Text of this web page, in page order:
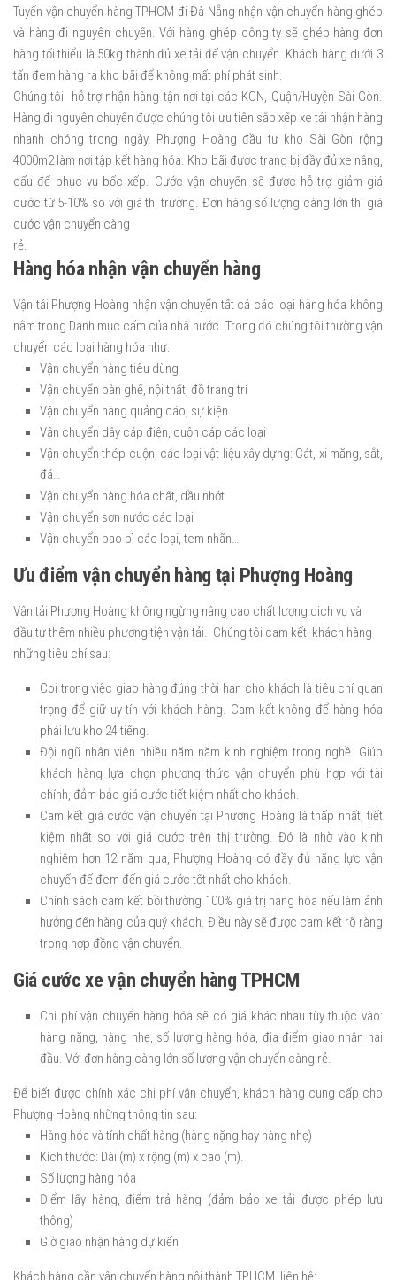
Tuyến vận chuyển hàng TPHCM đi Đà Nẵng nhận vận chuyển hàng ghép
và hàng đi nguyên chuyến. Với hàng ghép công ty sẽ ghép hàng đơn
hàng tối thiểu là 50kg thành đủ xe tải để vận chuyển. Khách hàng dưới 3
tấn đem hàng ra kho bãi để không mất phí phát sinh.
Chúng tôi hỗ trợ nhận hàng tận nơi tại các KCN, Quận/Huyện Sài Gòn.
Hàng đi nguyên chuyến được chúng tôi ưu tiên sắp xếp xe tải nhận hàng
nhanh chóng trong ngày. Phượng Hoàng đầu tư kho Sài Gòn rộng
4000m2 làm nơi tập kết hàng hóa. Kho bãi được trang bị đầy đủ xe nâng,
cẩu để phục vụ bốc xếp. Cước vận chuyển sẽ được hỗ trợ giảm giá
cước từ 5-10% so với giá thị trường. Đơn hàng số lượng càng lớn thì giá
cước vận chuyển càng
rẻ.
Hàng hóa nhận vận chuyển hàng
Vận tải Phượng Hoàng nhận vận chuyển tất cả các loại hàng hóa không
nằm trong Danh mục cấm của nhà nước. Trong đó chúng tôi thường vận
chuyển các loại hàng hóa như:
Vận chuyển hàng tiêu dùng
Vận chuyển bàn ghế, nội thất, đồ trang trí
Vận chuyển hàng quảng cáo, sự kiện
Vận chuyển dây cáp điện, cuộn cáp các loại
Vận chuyển thép cuộn, các loại vật liệu xây dựng: Cát, xi măng, sắt,
đá…
Vận chuyển hàng hóa chất, dầu nhớt
Vận chuyển sơn nước các loại
Vận chuyển bao bì các loại, tem nhãn…
Ưu điểm vận chuyển hàng tại Phượng Hoàng
Vận tải Phượng Hoàng không ngừng nâng cao chất lượng dịch vụ và
đầu tư thêm nhiều phương tiện vận tải. Chúng tôi cam kết khách hàng
những tiêu chí sau:
Coi trọng việc giao hàng đúng thời hạn cho khách là tiêu chí quan
trọng để giữ uy tín với khách hàng. Cam kết không để hàng hóa
phải lưu kho 24 tiếng.
Đội ngũ nhân viên nhiều năm năm kinh nghiệm trong nghề. Giúp
khách hàng lựa chọn phương thức vận chuyển phù hợp với tài
chính, đảm bảo giá cước tiết kiệm nhất cho khách.
Cam kết giá cước vận chuyển tại Phượng Hoàng là thấp nhất, tiết
kiệm nhất so với giá cước trên thị trường. Đó là nhờ vào kinh
nghiệm hơn 12 năm qua, Phượng Hoàng có đầy đủ năng lực vận
chuyển để đem đến giá cước tốt nhất cho khách.
Chính sách cam kết bồi thường 100% giá trị hàng hóa nếu làm ảnh
hưởng đến hàng của quý khách. Điều này sẽ được cam kết rõ ràng
trong hợp đồng vận chuyển.
Giá cước xe vận chuyển hàng TPHCM
Chi phí vận chuyển hàng hóa sẽ có giá khác nhau tùy thuộc vào:
hàng nặng, hàng nhẹ, số lượng hàng hóa, địa điểm giao nhận hai
đầu. Với đơn hàng càng lớn số lượng vận chuyển càng rẻ.
Để biết được chính xác chi phí vận chuyển, khách hàng cung cấp cho
Phượng Hoàng những thông tin sau:
Hàng hóa và tính chất hàng (hàng nặng hay hàng nhẹ)
Kích thước: Dài (m) x rộng (m) x cao (m).
Số lượng hàng hóa
Điểm lấy hàng, điểm trả hàng (đảm bảo xe tải được phép lưu
thông)
Giờ giao nhận hàng dự kiến
Khách hàng cần vận chuyển hàng nội thành TPHCM, liên hệ: